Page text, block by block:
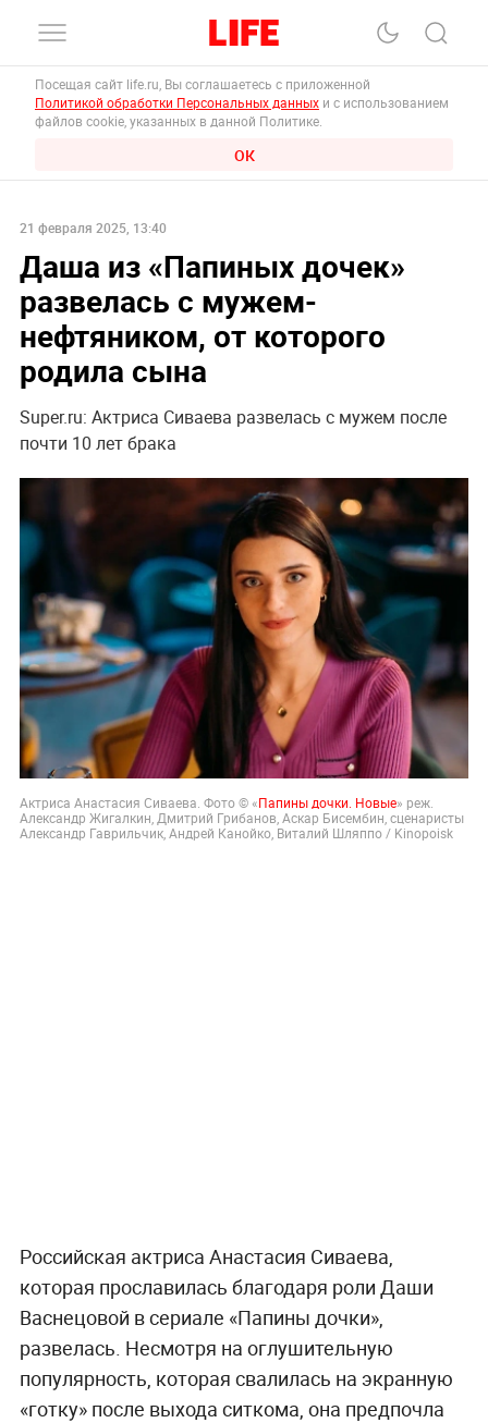
Посещая сайт life.ru, Вы соглашаетесь с приложенной
Политикой обработки Персональных данных и с использованием
файлов cookie, указанных в данной Политике.
ОК
21 февраля 2025, 13:40
Даша из «Папиных дочек»
развелась с мужем-
нефтяником, от которого
родила сына
Super.ru: Актриса Сиваева развелась с мужем после
почти 10 лет брака
Актриса Анастасия Сиваева. Фото © «Папины дочки. Новые» реж.
Александр Жигалкин, Дмитрий Грибанов, Аскар Бисембин, сценаристы
Александр Гаврильчик, Андрей Канойко, Виталий Шляппо / Kinopoisk
Российская актриса Анастасия Сиваева,
которая прославилась благодаря роли Даши
Васнецовой в сериале «Папины дочки»,
развелась. Несмотря на оглушительную
популярность, которая свалилась на экранную
«готку» после выхода ситкома, она предпочла